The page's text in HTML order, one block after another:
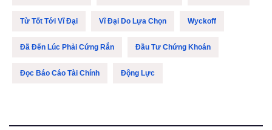
Từ Tốt Tới Vĩ Đại Vĩ Đại Do Lựa Chọn Wyckoff
Đã Đến Lúc Phải Cứng Rắn Đầu Tư Chứng Khoán
Đọc Báo Cáo Tài Chính Động Lực